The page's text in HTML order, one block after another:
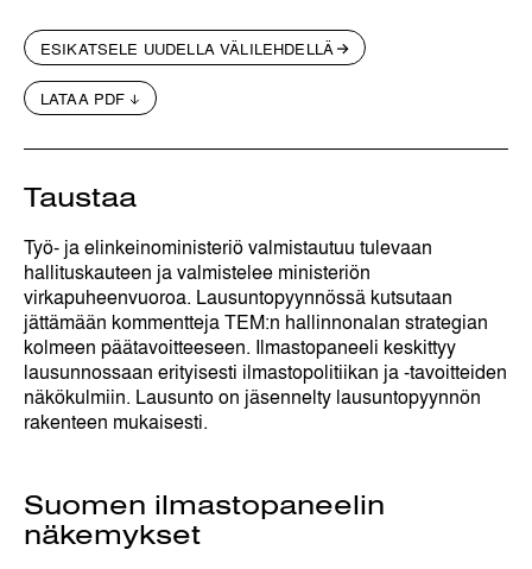
ESIKATSELE UUDELLA VÄLILEHDELLÄ
LATAA PDF
Taustaa
Työ- ja elinkeinoministeriö valmistautuu tulevaan
hallituskauteen ja valmistelee ministeriön
virkapuheenvuoroa. Lausuntopyynnössä kutsutaan
jättämään kommentteja TEM:n hallinnonalan strategian
kolmeen päätavoitteeseen. Ilmastopaneeli keskittyy
lausunnossaan erityisesti ilmastopolitiikan ja -tavoitteiden
näkökulmiin. Lausunto on jäsennelty lausuntopyynnön
rakenteen mukaisesti.
Suomen ilmastopaneelin
näkemykset